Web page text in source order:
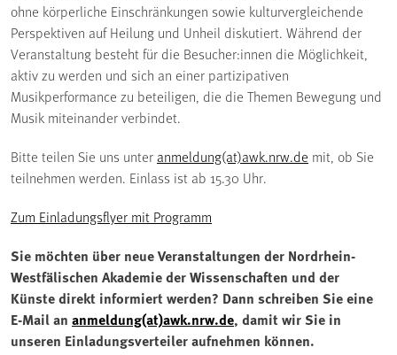
ohne körperliche Einschränkungen sowie kulturvergleichende
Perspektiven auf Heilung und Unheil diskutiert. Während der
Veranstaltung besteht für die Besucher:innen die Möglichkeit,
aktiv zu werden und sich an einer partizipativen
Musikperformance zu beteiligen, die die Themen Bewegung und
Musik miteinander verbindet.
Bitte teilen Sie uns unter anmeldung(at)awk.nrw.de mit, ob Sie
teilnehmen werden. Einlass ist ab 15.30 Uhr.
Zum Einladungsflyer mit Programm
Sie möchten über neue Veranstaltungen der Nordrhein-
Westfälischen Akademie der Wissenschaften und der
Künste direkt informiert werden? Dann schreiben Sie eine
E-Mail an anmeldung(at)awk.nrw.de, damit wir Sie in
unseren Einladungsverteiler aufnehmen können.